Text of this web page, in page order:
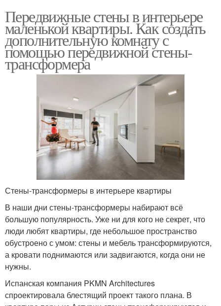
Передвижные стены в интерьере
маленькой квартиры. Как создать
дополнительную комнату с
помощью передвижной стены-
трансформера
Стены-трансформеры в интерьере квартиры
В наши дни стены-трансформеры набирают всё
большую популярность. Уже ни для кого не секрет, что
люди любят квартиры, где небольшое пространство
обустроено с умом: стены и мебель трансформируются,
а кровати поднимаются или задвигаются, когда они не
нужны.
Испанская компания PKMN Architectures
спроектировала блестящий проект такого плана. В